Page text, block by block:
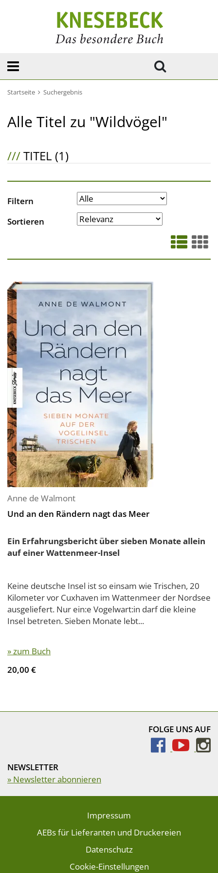
Startseite Suchergebnis
Alle Titel zu "Wildvögel"
///TITEL (1)
Filtern
Sortieren
Anne de Walmont
Und an den Rändern nagt das Meer
Ein Erfahrungsbericht über sieben Monate allein
auf einer Wattenmeer-Insel
Keine deutsche Insel ist so einsam wie Trischen, 20
Kilometer vor Cuxhaven im Wattenmeer der Nordsee
ausgeliefert. Nur ein:e Vogelwart:in darf die kleine
Insel betreten. Sieben Monate lebt...
» zum Buch
20,00 €
FOLGE UNS AUF
NEWSLETTER
» Newsletter abonnieren
Impressum
AEBs für Lieferanten und Druckereien
Datenschutz
Cookie-Einstellungen